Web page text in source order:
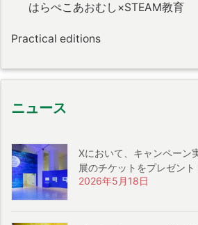
はらぺこあおむし×STEAM教育
Practical editions
ニュース
Xにおいて、キャンペーン
展のチケットをプレゼント
2026年5月18日